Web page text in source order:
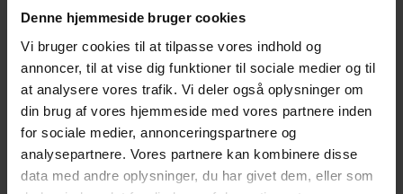
Denne hjemmeside bruger cookies
Vi bruger cookies til at tilpasse vores indhold og
annoncer, til at vise dig funktioner til sociale medier og til
at analysere vores trafik. Vi deler også oplysninger om
din brug af vores hjemmeside med vores partnere inden
for sociale medier, annonceringspartnere og
analysepartnere. Vores partnere kan kombinere disse
data med andre oplysninger, du har givet dem, eller som
april 2021
marts 2021
januar 2021
november 2020